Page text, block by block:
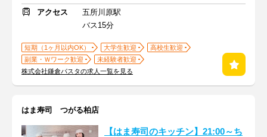
アクセス
五所川原駅
バス15分
短期（1ヶ月以内OK） 大学生歓迎
高校生歓迎
副業・Ｗワーク歓迎
未経験者歓迎
株式会社鎌倉パスタの求人一覧を見る
はま寿司 つがる柏店
【はま寿司のキッチン】21:00～ち